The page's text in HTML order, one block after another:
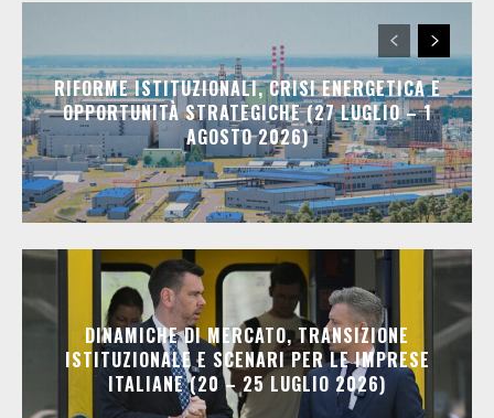
RIFORME ISTITUZIONALI, CRISI ENERGETICA E
OPPORTUNITÀ STRATEGICHE (27 LUGLIO – 1
AGOSTO 2026)
DINAMICHE DI MERCATO, TRANSIZIONE
ISTITUZIONALE E SCENARI PER LE IMPRESE
ITALIANE (20 – 25 LUGLIO 2026)